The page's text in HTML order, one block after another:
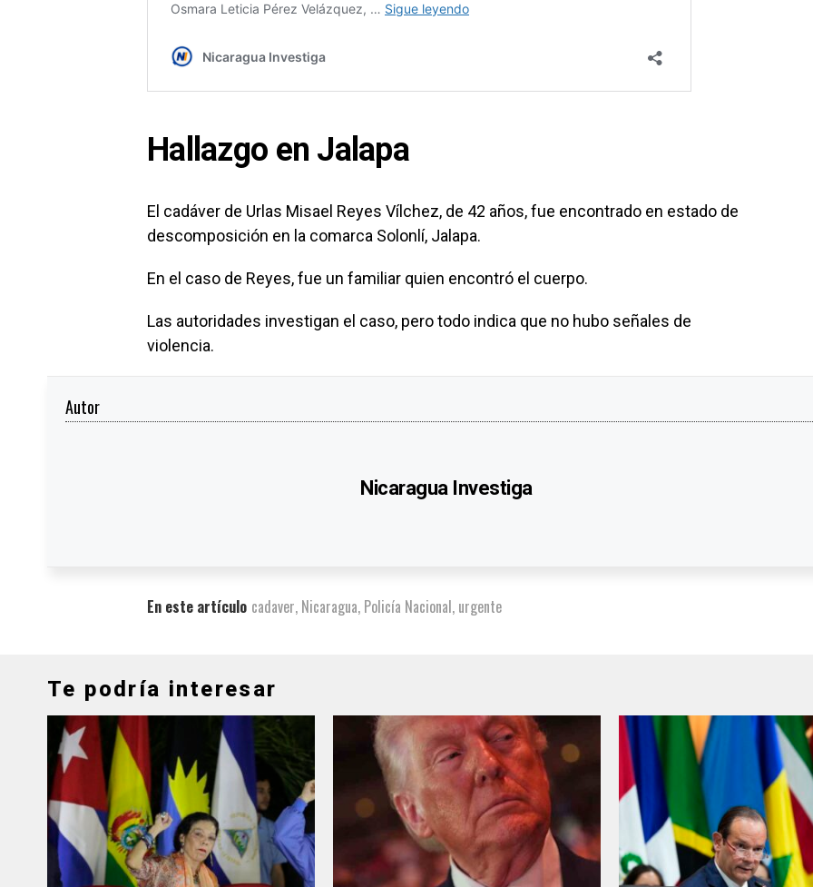
Hallazgo en Jalapa
El cadáver de Urlas Misael Reyes Vílchez, de 42 años, fue encontrado en estado de
descomposición en la comarca Solonlí, Jalapa.
En el caso de Reyes, fue un familiar quien encontró el cuerpo.
Las autoridades investigan el caso, pero todo indica que no hubo señales de
violencia.
Autor
Nicaragua Investiga
En este artículo cadaver, Nicaragua, Policía Nacional, urgente
Te podría interesar